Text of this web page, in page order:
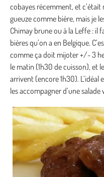
cobayes récemment, et c’était
gueuze comme bière, mais je
Chimay brune ou à la Leffe : il
bières qu’on a en Belgique.
comme ça doit mijoter +/- 3
le matin (1h30 de cuisson), et
arrivent (encore 1h30). L’idéal
les accompagner d’une salade